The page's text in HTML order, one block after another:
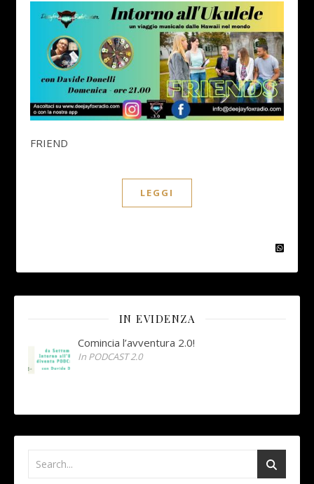
FRIEND
LEGGI
IN EVIDENZA
Comincia l’avventura 2.0!
In PODCAST 2.0